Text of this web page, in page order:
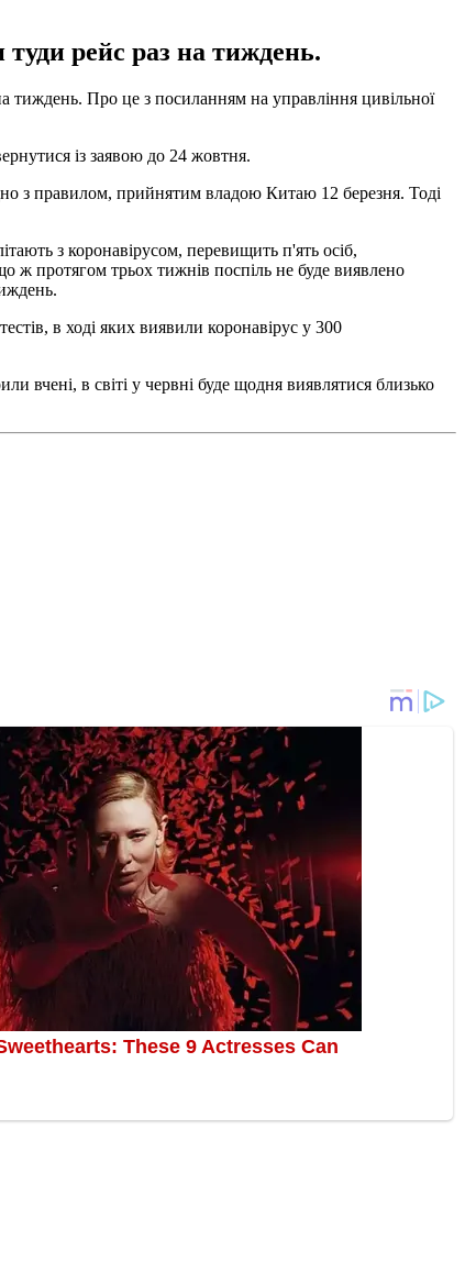
туди рейс раз на тиждень.
тиждень. Про це з посиланням на управління цивільної
із заявою до 24 жовтня.
з правилом, прийнятим владою Китаю 12 березня. Тоді
з коронавірусом, перевищить п'ять осіб,
ж протягом трьох тижнів поспіль не буде виявлено
в ході яких виявили коронавірус у 300
вчені, в світі у червні буде щодня виявлятися близько